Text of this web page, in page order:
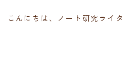
こんにちは、ノート研究ライタ